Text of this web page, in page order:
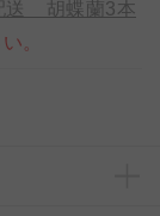
送 胡蝶蘭3本
。